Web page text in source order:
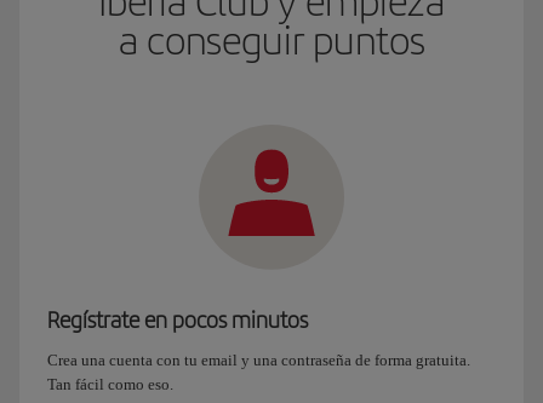
a conseguir puntos
Regístrate en pocos minutos
Crea una cuenta con tu email y una contraseña de forma gratuita.
Tan fácil como eso.